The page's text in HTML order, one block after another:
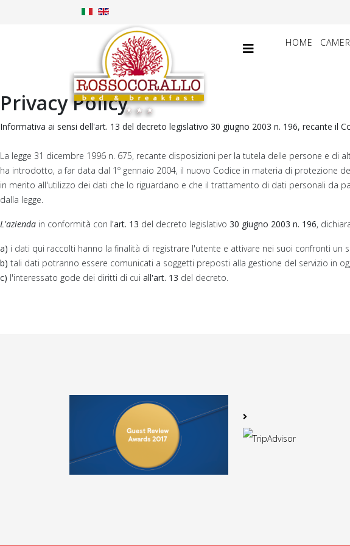
HOME
Privacy Policy
Informativa ai sensi dell'art. 13 del decreto legislativo 30 giugno 2003 n. 196, recante il
La legge 31 dicembre 1996 n. 675, recante disposizioni per la tutela delle persone e
ha introdotto, a far data dal 1º gennaio 2004, il nuovo Codice in materia di protezione
in merito all'utilizzo dei dati che lo riguardano e che il trattamento di dati personali da
dalla legge.
L'azienda in conformità con l'art. 13 del decreto legislativo 30 giugno 2003 n. 196,
a) i dati qui raccolti hanno la finalità di registrare l'utente e attivare nei suoi confronti
b) tali dati potranno essere comunicati a soggetti preposti alla gestione del servizio in
c) l'interessato gode dei diritti di cui all'art. 13 del decreto.